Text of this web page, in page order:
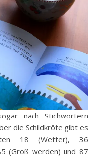
nach Stichwörtern
die Schildkröte gibt es
18 (Wetter), 36
(Groß werden) und 87